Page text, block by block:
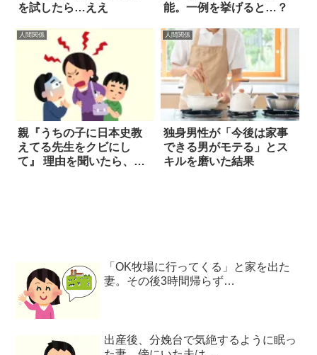
を試したら…ええ
能。一例を挙げると…？
人間関係
親『うちの子に日本史教
えてる先生をクビにし
て』 理由を聞いたら、え
人間関係
独身男性が「今後は家事
できる男がモテる」とス
キルを磨いた結果
「OK牧場に行ってくる」と家を出た
妻。その後3時間帰らず…
出産後、分娩台で気絶するように眠っ